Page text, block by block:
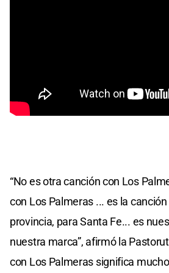
“No es otra canción con Los
con Los Palmeras ... es la
provincia, para Santa Fe... es
nuestra marca”, afirmó la
con Los Palmeras significa